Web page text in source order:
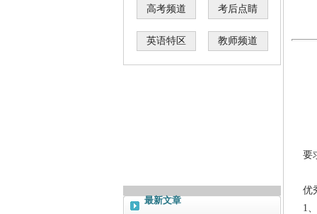
高考频道 考后点睛
英语特区 教师频道
最新文章
要
优
1